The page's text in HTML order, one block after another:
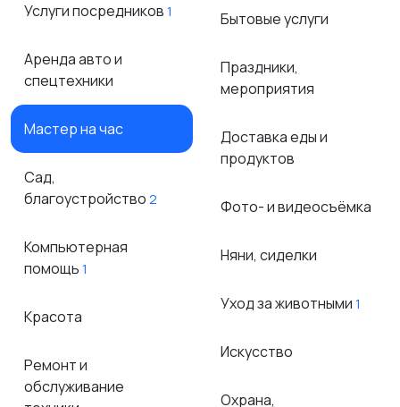
Услуги посредников 1
Аренда авто и
спецтехники
Мастер на час
Сад,
благоустройство 2
Компьютерная
помощь 1
Красота
Ремонт и
обслуживание
Бытовые услуги
Праздники,
мероприятия
Доставка еды и
продуктов
Фото- и видеосъёмка
Няни, сиделки
Уход за животными 1
Искусство
Охрана,